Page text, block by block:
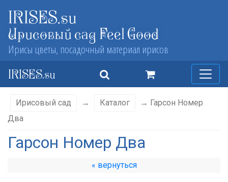
IRISES.su
Ирисовый сад Feel Good
Ирисы цветы, посадочный материал ирисов
IRISES.su
Ирисовый сад → Каталог
→ Гарсон Номер
Два
Гарсон Номер Два
« вернуться